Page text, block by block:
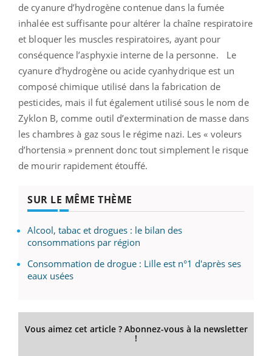
de cyanure d’hydrogène contenue dans la fumée
inhalée est suffisante pour altérer la chaîne respiratoire
et bloquer les muscles respiratoires, ayant pour
conséquence l’asphyxie interne de la personne. Le
cyanure d’hydrogène ou acide cyanhydrique est un
composé chimique utilisé dans la fabrication de
pesticides, mais il fut également utilisé sous le nom de
Zyklon B, comme outil d’extermination de masse dans
les chambres à gaz sous le régime nazi. Les « voleurs
d’hortensia » prennent donc tout simplement le risque
de mourir rapidement étouffé.
SUR LE MÊME THÈME
Alcool, tabac et drogues : le bilan des
consommations par région
Consommation de drogue : Lille est n°1 d'après ses
eaux usées
Vous aimez cet article ? Abonnez-vous à la newsletter
!